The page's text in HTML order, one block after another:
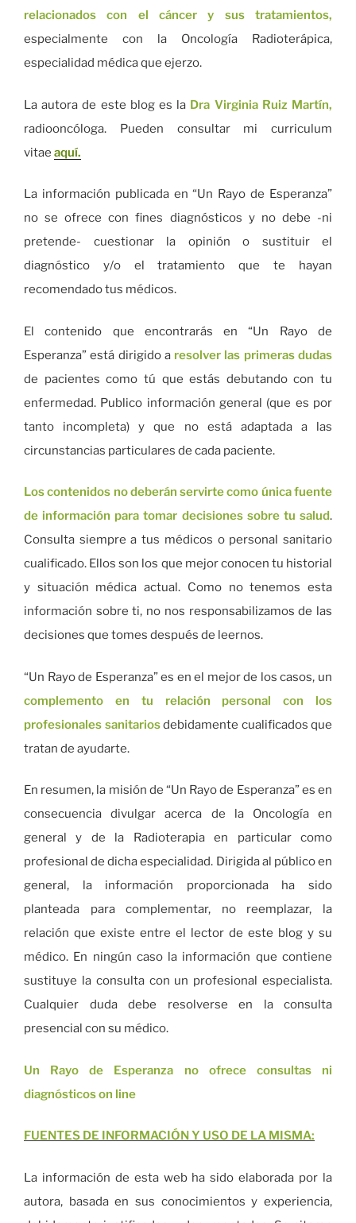
relacionados con el cáncer y sus tratamientos,
especialmente con la Oncología Radioterápica,
especialidad médica que ejerzo.
La autora de este blog es la Dra Virginia Ruiz Martín,
radiooncóloga. Pueden consultar mi curriculum
vitae aquí.
La información publicada en “Un Rayo de Esperanza”
no se ofrece con fines diagnósticos y no debe -ni
pretende- cuestionar la opinión o sustituir el
diagnóstico y/o el tratamiento que te hayan
recomendado tus médicos.
El contenido que encontrarás en “Un Rayo de
Esperanza” está dirigido a resolver las primeras dudas
de pacientes como tú que estás debutando con tu
enfermedad. Publico información general (que es por
tanto incompleta) y que no está adaptada a las
circunstancias particulares de cada paciente.
Los contenidos no deberán servirte como única fuente
de información para tomar decisiones sobre tu salud.
Consulta siempre a tus médicos o personal sanitario
cualificado. Ellos son los que mejor conocen tu historial
y situación médica actual. Como no tenemos esta
información sobre ti, no nos responsabilizamos de las
decisiones que tomes después de leernos.
“Un Rayo de Esperanza” es en el mejor de los casos, un
complemento en tu relación personal con los
profesionales sanitariosdebidamente cualificados que
tratan de ayudarte.
En resumen, la misión de “Un Rayo de Esperanza” es en
consecuencia divulgar acerca de la Oncología en
general y de la Radioterapia en particular como
profesional de dicha especialidad. Dirigida al público en
general, la información proporcionada ha sido
planteada para complementar, no reemplazar, la
relación que existe entre el lector de este blog y su
médico. En ningún caso la información que contiene
sustituye la consulta con un profesional especialista.
Cualquier duda debe resolverse en la consulta
presencial con su médico.
Un Rayo de Esperanza no ofrece consultas ni
diagnósticos on line
FUENTES DE INFORMACIÓN Y USO DE LA MISMA:
La información de esta web ha sido elaborada por la
autora, basada en sus conocimientos y experiencia,